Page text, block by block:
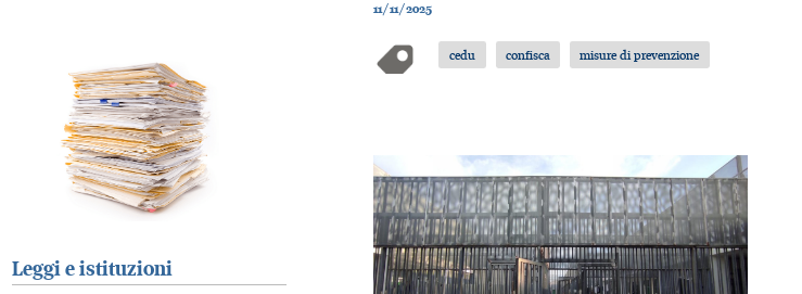
Leggi e istituzioni
11/11/2025
cedu confisca misure di prevenzione